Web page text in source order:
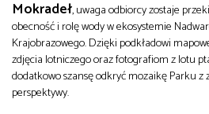
Mokradeł, uwaga odbiorcy zostaje
obecność i rolę wody w ekosystemie
Krajobrazowego. Dzięki podkładowi
zdjęcia lotniczego oraz fotografiom z lotu
dodatkowo szansę odkryć mozaikę Parku z
perspektywy.